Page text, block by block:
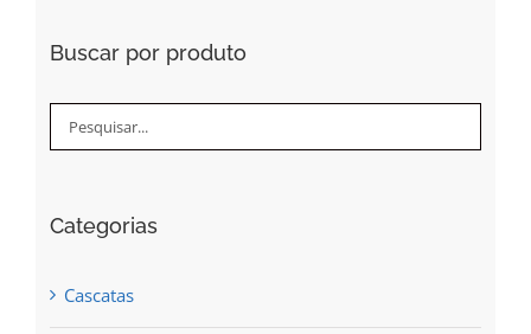
Buscar por produto
Categorias
Cascatas